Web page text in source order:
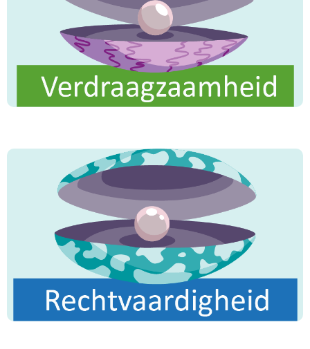
"Allâh is zachtmoedig en houdt van
zachtmoedigheid."
"De meest geliefden onder jullie voor mij hebben
de beste manieren, helpen anderen, hebben de
ander lief en zijn geliefd bij anderen."